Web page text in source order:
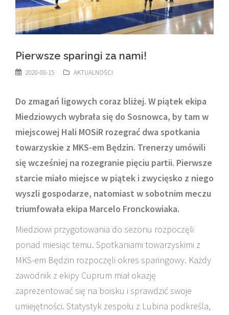
Pierwsze sparingi za nami!
2020-08-15 AKTUALNOŚCI
Do zmagań ligowych coraz bliżej. W piątek ekipa
Miedziowych wybrała się do Sosnowca, by tam w
miejscowej Hali MOSiR rozegrać dwa spotkania
towarzyskie z MKS-em Będzin. Trenerzy umówili
się wcześniej na rozegranie pięciu partii. Pierwsze
starcie miało miejsce w piątek i zwycięsko z niego
wyszli gospodarze, natomiast w sobotnim meczu
triumfowała ekipa Marcelo Fronckowiaka.
Miedziowi przygotowania do sezonu rozpoczęli
ponad miesiąc temu. Spotkaniami towarzyskimi z
MKS-em Będzin rozpoczęli okres sparingowy. Każdy
zawodnik z ekipy Cuprum miał okazję
zaprezentować się na boisku i sprawdzić swoje
umiejętności. Statystyk zespołu z Lubina podkreśla,